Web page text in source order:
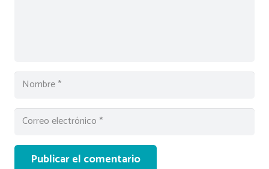
Publicar el comentario